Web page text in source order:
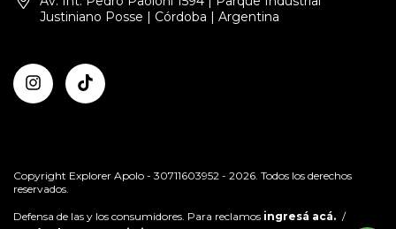
Justiniano Posse | Córdoba | Argentina
Copyright Explorer Apolo - 30711603952 - 2026. Todos los derechos
reservados.
Defensa de las y los consumidores. Para reclamos ingresá acá. /